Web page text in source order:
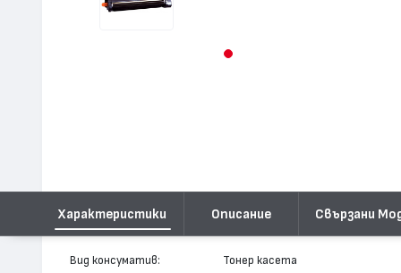
Характеристики Описание Свързани
Вид консуматив: Тонер касета